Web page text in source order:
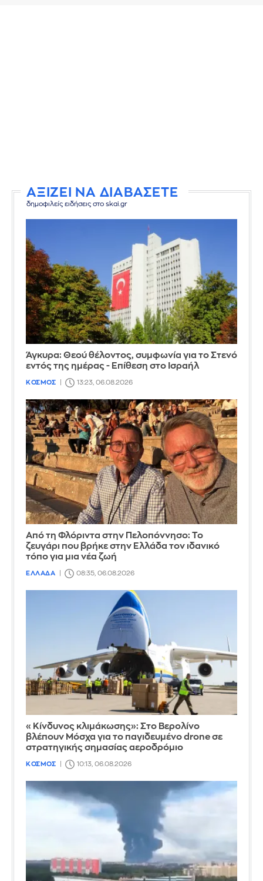
ΑΞΙΖΕΙ ΝΑ ΔΙΑΒΑΣΕΤΕ
δημοφιλείς ειδήσεις στο skai.gr
Άγκυρα: Θεού θέλοντος, συμφωνία για το Στενό
εντός της ημέρας - Επίθεση στο Ισραήλ
ΚΟΣΜΟΣ 13:23, 06.08.2026
Από τη Φλόριντα στην Πελοπόννησο: Το
ζευγάρι που βρήκε στην Ελλάδα τον ιδανικό
τόπο για μια νέα ζωή
ΕΛΛΑΔΑ 08:35, 06.08.2026
«Κίνδυνος κλιμάκωσης»: Στο Βερολίνο
βλέπουν Μόσχα για το παγιδευμένο drone σε
στρατηγικής σημασίας αεροδρόμιο
ΚΟΣΜΟΣ 10:13, 06.08.2026